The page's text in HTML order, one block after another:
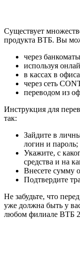
Существует
продукта ВТБ. Вы
через
используя
в кассах в
через сеть
переводом из
Инструкция для
так:
Зайдите в
логин и пароль;
Укажите, с
средства и на
Внесете сумму
Подтвердите
Не забудьте, что
уже должна быть у
любом филиале ВТБ